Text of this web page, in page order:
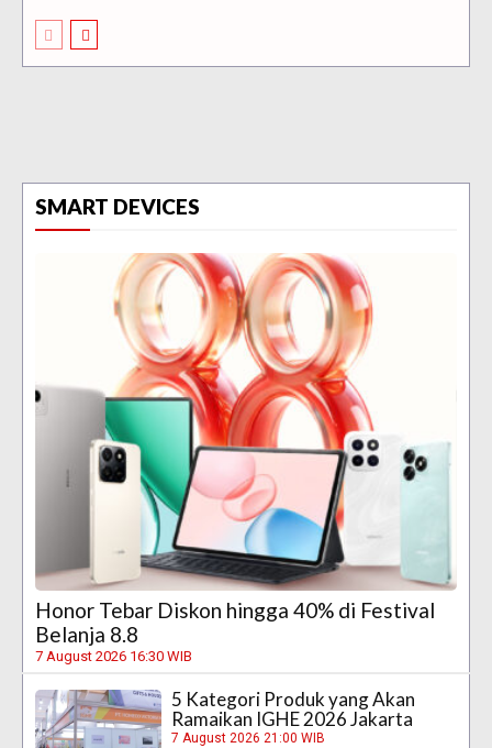
SMART DEVICES
Honor Tebar Diskon hingga 40% di Festival
Belanja 8.8
7 August 2026 16:30 WIB
5 Kategori Produk yang Akan
Ramaikan IGHE 2026 Jakarta
7 August 2026 21:00 WIB